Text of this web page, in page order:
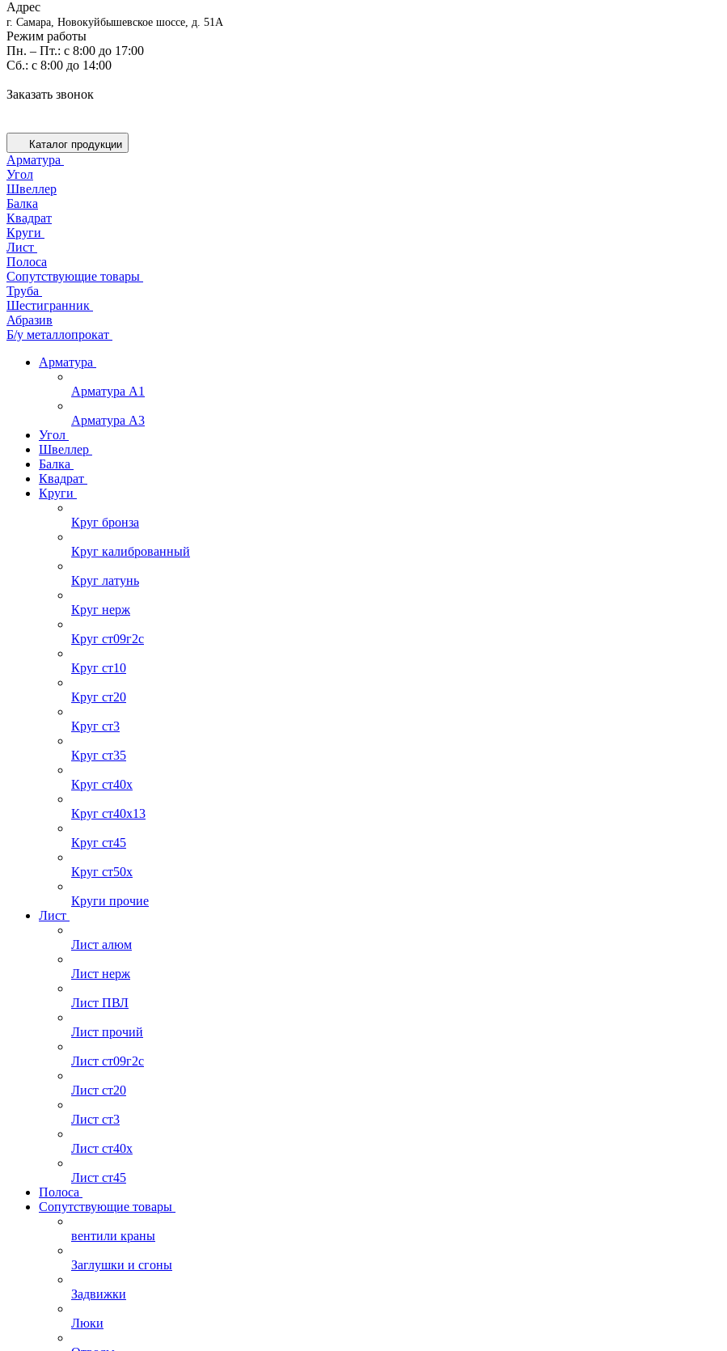
Адрес
г. Самара, Новокуйбышевское шоссе, д. 51А
Режим работы
Пн. – Пт.: с 8:00 до 17:00
Cб.: с 8:00 до 14:00
Заказать звонок
Каталог продукции
Арматура
Угол
Швеллер
Балка
Квадрат
Круги
Лист
Полоса
Сопутствующие товары
Труба
Шестигранник
Абразив
Б/у металлопрокат
Арматура
Арматура А1
Арматура А3
Угол
Швеллер
Балка
Квадрат
Круги
Круг бронза
Круг калиброванный
Круг латунь
Круг нерж
Круг ст09г2с
Круг ст10
Круг ст20
Круг ст3
Круг ст35
Круг ст40х
Круг ст40х13
Круг ст45
Круг ст50х
Круги прочие
Лист
Лист алюм
Лист нерж
Лист ПВЛ
Лист прочий
Лист ст09г2с
Лист ст20
Лист ст3
Лист ст40х
Лист ст45
Полоса
Сопутствующие товары
вентили краны
Заглушки и сгоны
Задвижки
Люки